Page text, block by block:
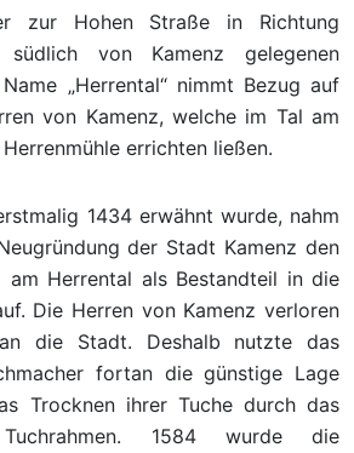
zur Hohen Straße in Richtung
von Kamenz gelegenen
„Herrental“ nimmt Bezug auf
von Kamenz, welche im Tal am
errichten ließen.
1434 erwähnt wurde, nahm
der Stadt Kamenz den
am Herrental als Bestandteil in die
Die Herren von Kamenz verloren
die Stadt. Deshalb nutzte das
fortan die günstige Lage
Trocknen ihrer Tuche durch das
1584 wurde die